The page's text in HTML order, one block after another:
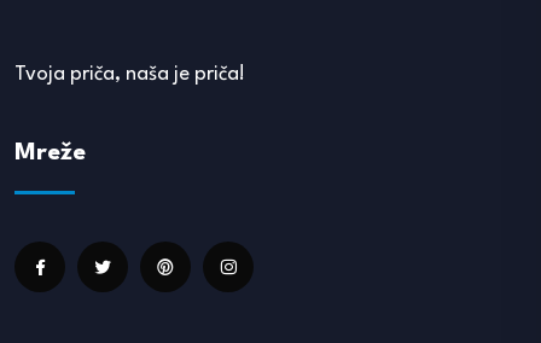
Tvoja priča, naša je priča!
Mreže